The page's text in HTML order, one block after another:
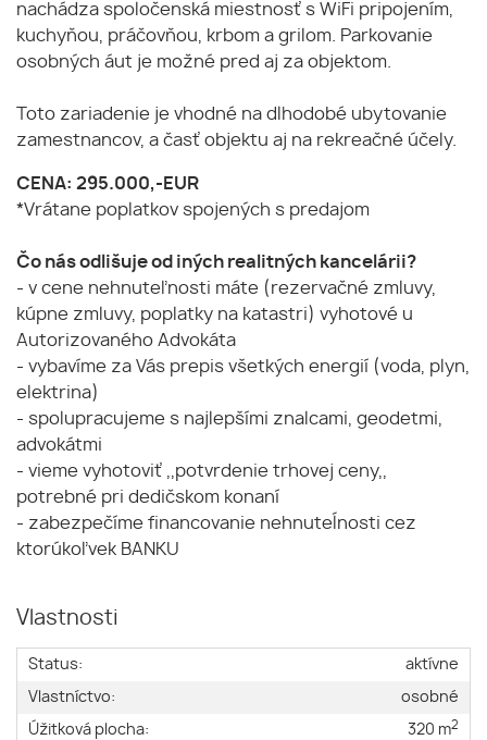
nachádza spoločenská miestnosť s WiFi pripojením,
kuchyňou, práčovňou, krbom a grilom. Parkovanie
osobných áut je možné pred aj za objektom.
Toto zariadenie je vhodné na dlhodobé ubytovanie
zamestnancov, a časť objektu aj na rekreačné účely.
CENA: 295.000,-EUR
*Vrátane poplatkov spojených s predajom
Čo nás odlišuje od iných realitných kancelárii?
- v cene nehnuteľnosti máte (rezervačné zmluvy,
kúpne zmluvy, poplatky na katastri) vyhotové u
Autorizovaného Advokáta
- vybavíme za Vás prepis všetkých energií (voda, plyn,
elektrina)
- spolupracujeme s najlepšími znalcami, geodetmi,
advokátmi
- vieme vyhotoviť ,,potvrdenie trhovej ceny,,
potrebné pri dedičskom konaní
- zabezpečíme financovanie nehnuteĺnosti cez
ktorúkoľvek BANKU
Vlastnosti
Status:
aktívne
Vlastníctvo:
osobné
Úžitková plocha:
320 m2